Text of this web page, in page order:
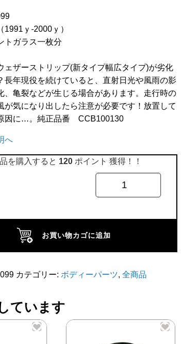
1991ｙ-2000ｙ）
トガラス一枚分
ェザーストリップ(新タイプ幅広タイプ)が劣化
長年現役を続けていると、直射日光や風雨の影
、亀裂などが生じる場合があります。走行時の
が気になり出したら注意が必要です！放置して
因に…。純正品番 CCB100130
へ
を購入すると 120 ポイント 獲得！！
お買い物カゴに追加
カテゴリー: ボディーパーツ,全商品
ています